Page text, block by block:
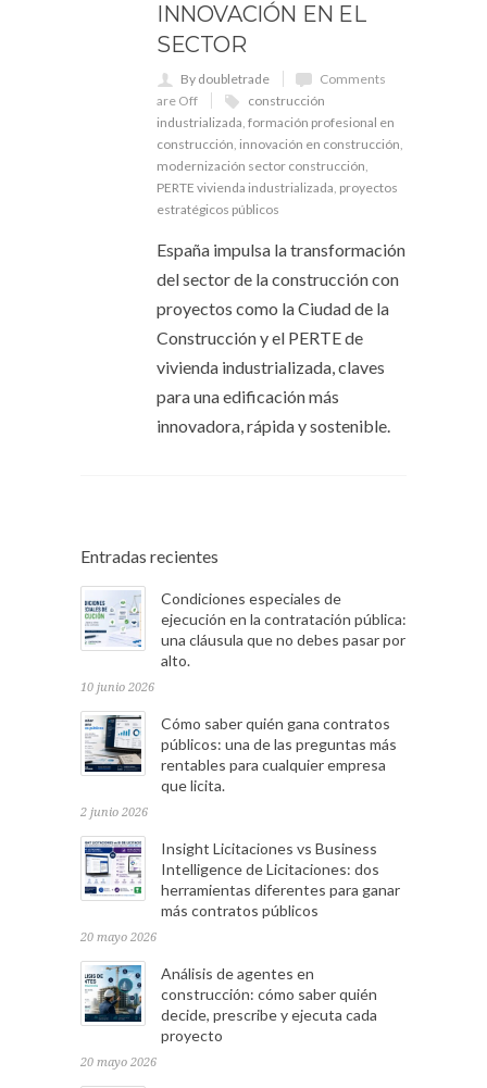
INNOVACIÓN EN EL
SECTOR
By doubletrade
Comments
are Off
construcción
industrializada, formación profesional en
construcción, innovación en construcción,
modernización sector construcción,
PERTE vivienda industrializada, proyectos
estratégicos públicos
España impulsa la transformación
del sector de la construcción con
proyectos como la Ciudad de la
Construcción y el PERTE de
vivienda industrializada, claves
para una edificación más
innovadora, rápida y sostenible.
Entradas recientes
Condiciones especiales de
ejecución en la contratación pública:
una cláusula que no debes pasar por
alto.
10 junio 2026
Cómo saber quién gana contratos
públicos: una de las preguntas más
rentables para cualquier empresa
que licita.
2 junio 2026
Insight Licitaciones vs Business
Intelligence de Licitaciones: dos
herramientas diferentes para ganar
más contratos públicos
20 mayo 2026
Análisis de agentes en
construcción: cómo saber quién
decide, prescribe y ejecuta cada
proyecto
20 mayo 2026